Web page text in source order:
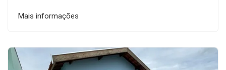
Mais informações